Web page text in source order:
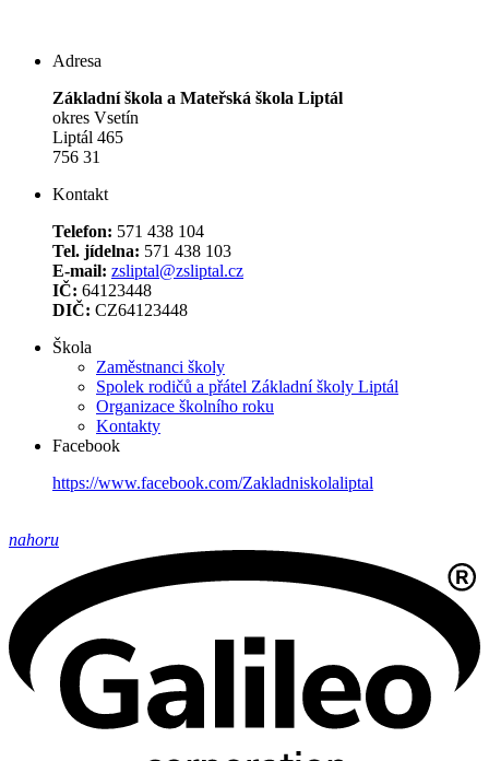
Adresa
Základní škola a Mateřská škola Liptál
okres Vsetín
Liptál 465
756 31
Kontakt
Telefon: 571 438 104
Tel. jídelna: 571 438 103
E-mail: zsliptal@zsliptal.cz
IČ: 64123448
DIČ: CZ64123448
Škola
Zaměstnanci školy
Spolek rodičů a přátel Základní školy Liptál
Organizace školního roku
Kontakty
Facebook
https://www.facebook.com/Zakladniskolaliptal
nahoru